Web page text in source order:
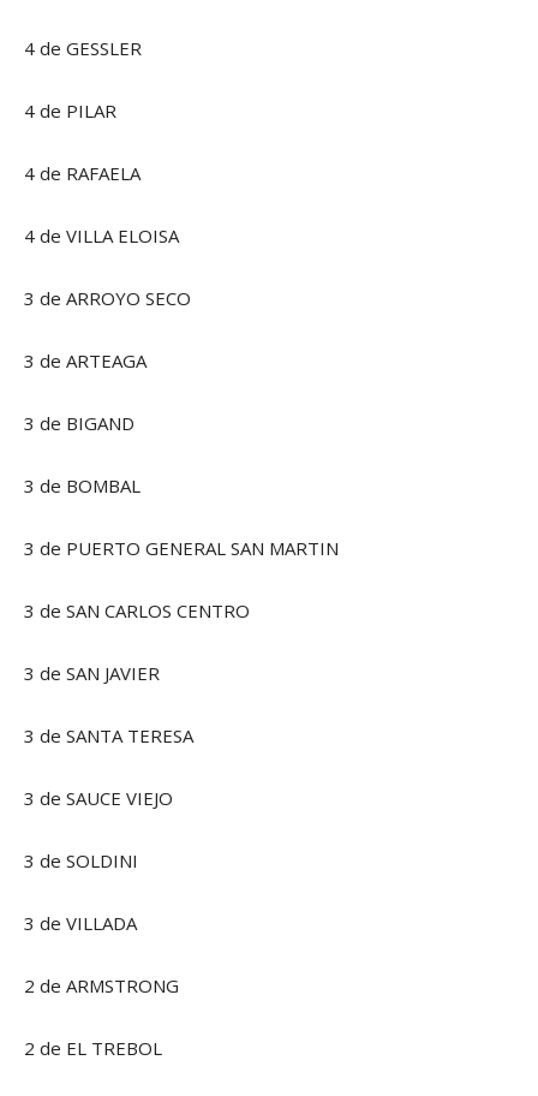
4 de GESSLER
4 de PILAR
4 de RAFAELA
4 de VILLA ELOISA
3 de ARROYO SECO
3 de ARTEAGA
3 de BIGAND
3 de BOMBAL
3 de PUERTO GENERAL SAN MARTIN
3 de SAN CARLOS CENTRO
3 de SAN JAVIER
3 de SANTA TERESA
3 de SAUCE VIEJO
3 de SOLDINI
3 de VILLADA
2 de ARMSTRONG
2 de EL TREBOL